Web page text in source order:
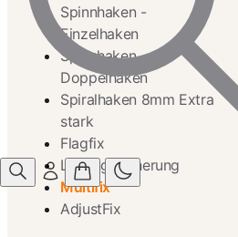
Spinnhaken -
Einzelhaken
Spinnhaken -
Doppelhaken
Spiralhaken 8mm Extra
stark
Flagfix
Ladungssicherung
Multifix
AdjustFix
MultiFix Spanner 45cm
Schwarz für die
Transportsicherung
5,40 €